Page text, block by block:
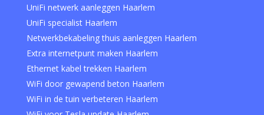
UniFi netwerk aanleggen Haarlem
UniFi specialist Haarlem
Netwerkbekabeling thuis aanleggen Haarlem
Extra internetpunt maken Haarlem
Ethernet kabel trekken Haarlem
WiFi door gewapend beton Haarlem
WiFi in de tuin verbeteren Haarlem